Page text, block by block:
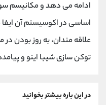
ادامه می دهد و مکانیسم
اساسی در اکوسیستم آن ایفا
علاقه مندان، به روز بودن
توکن سازی شیبا اینو و
در این باره بیشتر بخوانید